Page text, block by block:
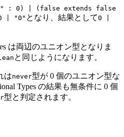
: 0) | (false extends false
| "0" となり、結果として0 |
は両辺のユニオン型となりま
と同じようになります。
はnever型が 0 個のユニオン型な
Types の結果も無条件に 0 個
型と判定されます。